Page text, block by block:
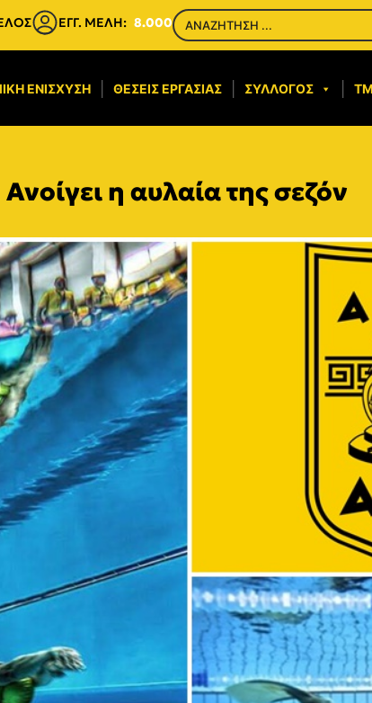
ΕΓΓ. ΜΕΛΗ: 8.000
ΕΝΊΣΧΥΣΗ​ ΘΈΣΕΙΣ ΕΡΓΑΣΊΑΣ ΣΎΛΛΟΓΟΣ
η αυλαία της σεζόν